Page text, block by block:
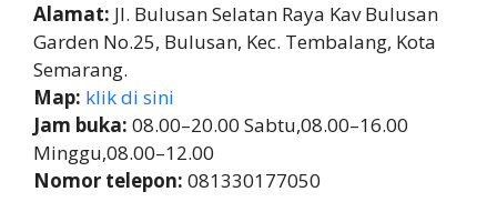
Alamat: Jl. Bulusan Selatan Raya Kav Bulusan
Garden No.25, Bulusan, Kec. Tembalang, Kota
Semarang.
Map: klik di sini
Jam buka: 08.00–20.00 Sabtu,08.00–16.00
Minggu,08.00–12.00
Nomor telepon: 081330177050